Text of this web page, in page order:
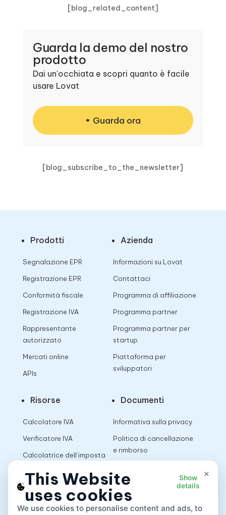
[blog_related_content]
Guarda la demo del nostro
prodotto
Dai un'occhiata e scopri quanto è facile
usare Lovat
Guarda ora
[blog_subscribe_to_the_newsletter]
Prodotti
Segnalazione EPR
Registrazione EPR
Conformità fiscale
Registrazione IVA
Rappresentante
autorizzato
Mercati online
APIs
Azienda
Informazioni su Lovat
Contattaci
Programma di affiliazione
Programma partner
Programma partner per
startup
Piattaforma per
sviluppatori
Risorse
Calcolatore IVA
Verificatore IVA
Calcolatrice dell’imposta
Documenti
Informativa sulla privacy
Politica di cancellazione
e rimborso
App
×
This Website
uses cookies
Show
details
We use cookies to personalise content and ads, to